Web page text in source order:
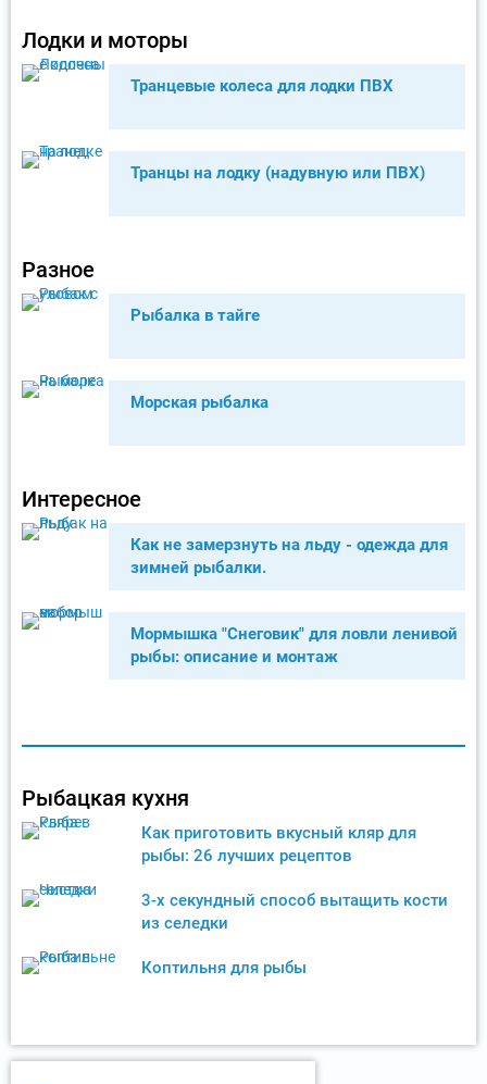
Лодки и моторы
Транцевые колеса для лодки ПВХ
Транцы на лодку (надувную или ПВХ)
Разное
Рыбалка в тайге
Морская рыбалка
Интересное
Как не замерзнуть на льду - одежда для
зимней рыбалки.
Мормышка "Снеговик" для ловли ленивой
рыбы: описание и монтаж
Рыбацкая кухня
Как приготовить вкусный кляр для
рыбы: 26 лучших рецептов
3-х секундный способ вытащить кости
из селедки
Коптильня для рыбы